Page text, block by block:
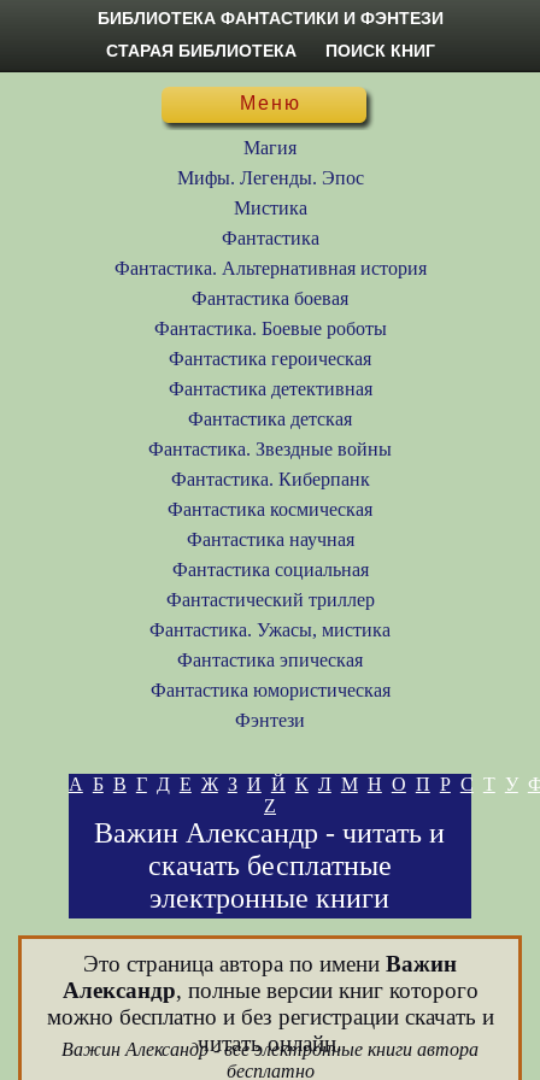
БИБЛИОТЕКА ФАНТАСТИКИ И ФЭНТЕЗИ
СТАРАЯ БИБЛИОТЕКА
ПОИСК КНИГ
Меню
Магия
Мифы. Легенды. Эпос
Мистика
Фантастика
Фантастика. Альтернативная история
Фантастика боевая
Фантастика. Боевые роботы
Фантастика героическая
Фантастика детективная
Фантастика детская
Фантастика. Звездные войны
Фантастика. Киберпанк
Фантастика космическая
Фантастика научная
Фантастика социальная
Фантастический триллер
Фантастика. Ужасы, мистика
Фантастика эпическая
Фантастика юмористическая
Фэнтези
А Б В Г Д Е Ж З И Й К Л М Н О П Р С Т У
Z
Важин Александр - читать и
скачать бесплатные
электронные книги
Это страница автора по имени Важин
Александр, полные версии книг которого
можно бесплатно и без регистрации скачать и
читать онлайн.
Важин Александр - все электронные книги автора
бесплатно